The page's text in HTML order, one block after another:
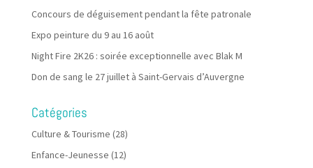
Concours de déguisement pendant la fête patronale
Expo peinture du 9 au 16 août
Night Fire 2K26 : soirée exceptionnelle avec Blak M
Don de sang le 27 juillet à Saint-Gervais d’Auvergne
Catégories
Culture & Tourisme (28)
Enfance-Jeunesse (12)